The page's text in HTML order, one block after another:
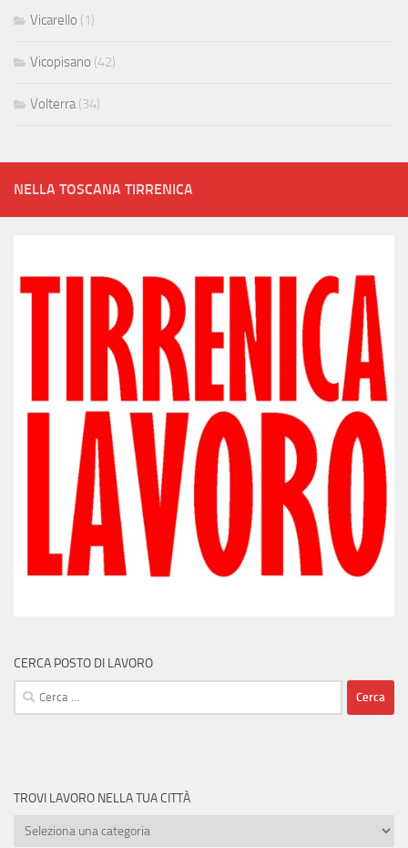
Vicarello (1)
Vicopisano (42)
Volterra (34)
NELLA TOSCANA TIRRENICA
CERCA POSTO DI LAVORO
Ricerca
per:
TROVI LAVORO NELLA TUA CITTÀ
Trovi